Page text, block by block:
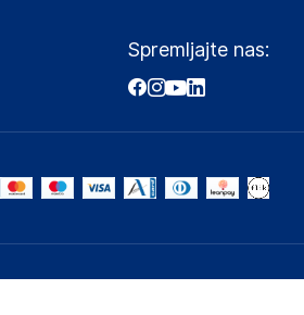
Spremljajte nas: